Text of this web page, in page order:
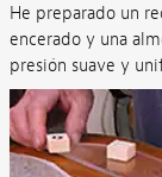
He preparado un
encerado y una
presión suave y